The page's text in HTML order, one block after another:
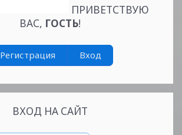
ПРИВЕТСТВУЮ
ВАС, ГОСТЬ!
Регистрация Вход
ВХОД НА САЙТ